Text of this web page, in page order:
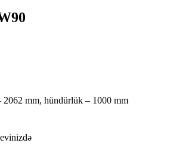
mm, hündürlük – 1000 mm